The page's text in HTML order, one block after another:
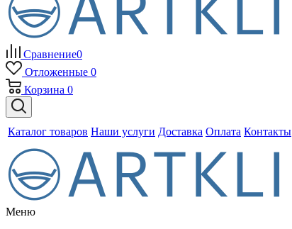
Сравнение0
Отложенные 0
Корзина 0
Каталог товаров Наши услуги Доставка Оплата Контакты
Меню